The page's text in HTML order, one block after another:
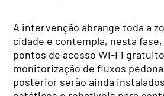
A intervenção abrange toda a
cidade e contempla, nesta
pontos de acesso Wi-Fi
monitorização de fluxos
posterior serão ainda